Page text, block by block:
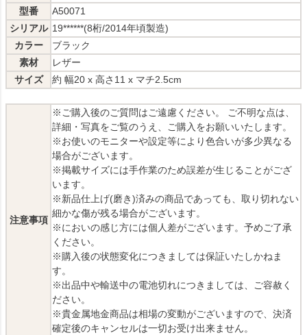
型番
A50071
シリアル 19******(8桁/2014年頃製造)
カラー
ブラック
素材
レザー
サイズ
約 幅20 x 高さ11 x マチ2.5cm
注意事項
※ご購入後のご質問はご遠慮ください。 ご不明な点は、
詳細・写真をご覧のうえ、ご購入をお願いいたします。
※お使いのモニターや設定等により色合いが多少異なる
場合がございます。
※掲載サイズには手作業のため誤差が生じることがござ
います。
※新品仕上げ(磨き)済みの商品であっても、取り切れない
細かな傷が残る場合がございます。
※においの感じ方には個人差がございます。予めご了承
ください。
※購入後の状態変化につきましては保証いたしかねま
す。
※出品中や輸送中の電池切れにつきましては、ご容赦く
ださい。
※貴金属地金商品は相場の変動がございますので、決済
確定後のキャンセルは一切お受け出来ません。